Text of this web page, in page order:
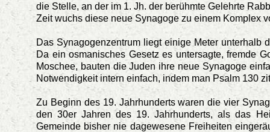
die Stelle, an der im 1. Jh. der berühmte Gelehrte
Zeit wuchs diese neue Synagoge zu einem Komplex
Das Synagogenzentrum liegt einige Meter unterhalb
Da ein osmanisches Gesetz es untersagte, fremde
Moschee, bauten die Juden ihre neue Synagoge
Notwendigkeit intern einfach, indem man Psalm 130
Zu Beginn des 19. Jahrhunderts waren die vier
den 30er Jahren des 19. Jahrhunderts, als das
Gemeinde bisher nie dagewesene Freiheiten